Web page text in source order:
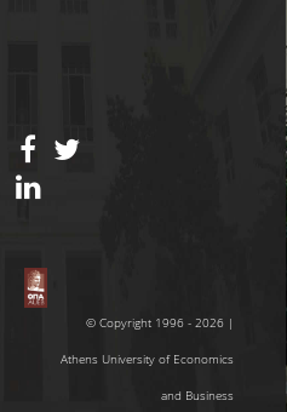
ΔΙΑΣΦΑΛΙΣΗ
ΠΟΙΟΤΗΤΑΣ
ΠΟΙΟΤΗΤΑΣ
© Copyright 1996 - 2026 |
Athens University of Economics
and Business